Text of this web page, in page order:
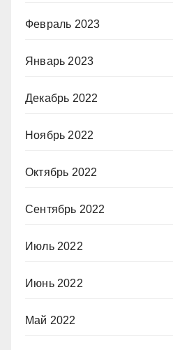
Февраль 2023
Январь 2023
Декабрь 2022
Ноябрь 2022
Октябрь 2022
Сентябрь 2022
Июль 2022
Июнь 2022
Май 2022